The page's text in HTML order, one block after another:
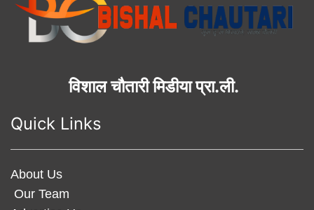
विशाल चौतारी मिडीया प्रा.ली.
Quick Links
About Us
Our Team